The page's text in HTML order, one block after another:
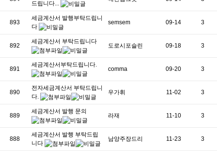
드립니다...
893
세금계산서 발행부탁드립니
다
semsem 09-14 3
892
세금계산서 부탁드립니다
도로시포슬린 09-18 3
891
세금계산서부탁드립니다.
comma 09-20 3
890
전자세금계산서 부탁드립니
다.
우가휘 11-02 3
889
세금계산서 발행 문의
라재 11-10 3
888
세금계산서 발행 부탁드립
니다
남양주장드리 11-23 3